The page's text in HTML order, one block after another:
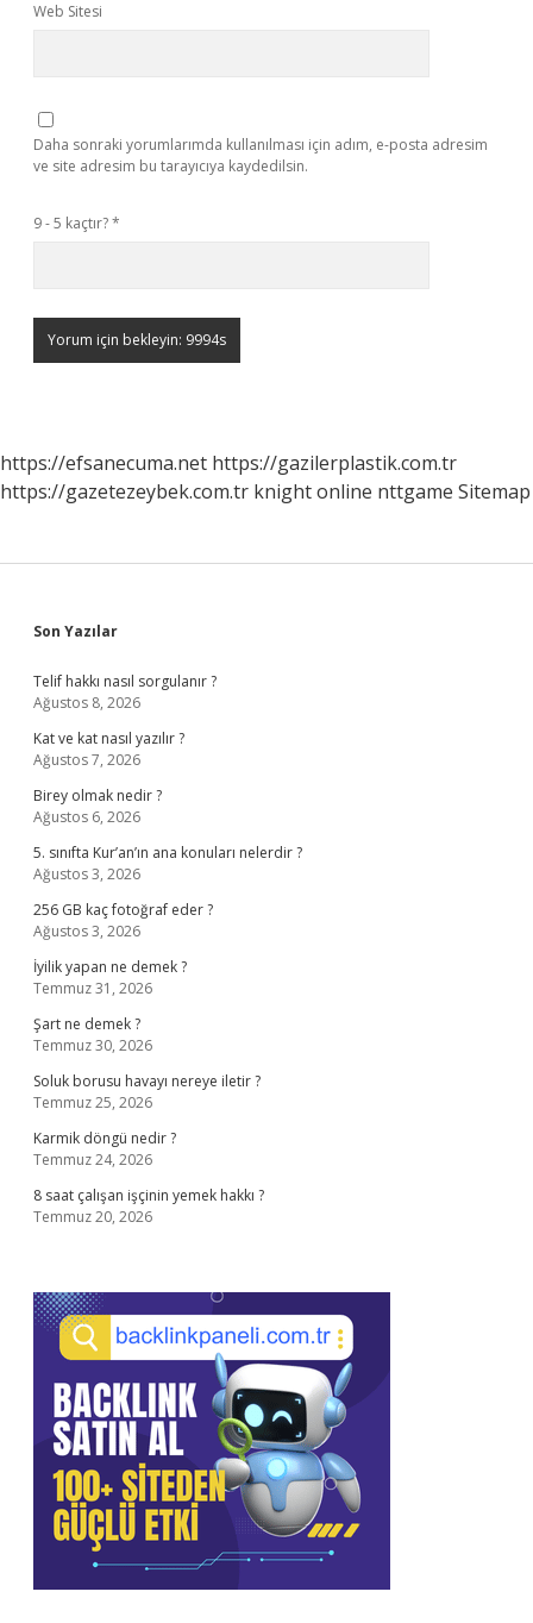
Web Sitesi
Daha sonraki yorumlarımda kullanılması için adım, e-posta adresim
ve site adresim bu tarayıcıya kaydedilsin.
9 - 5 kaçtır?*
https://efsanecuma.net https://gazilerplastik.com.tr
https://gazetezeybek.com.tr knight online nttgame Sitemap
Sidebar
Son Yazılar
Telif hakkı nasıl sorgulanır ?
Ağustos 8, 2026
Kat ve kat nasıl yazılır ?
Ağustos 7, 2026
Birey olmak nedir ?
Ağustos 6, 2026
5. sınıfta Kur’an’ın ana konuları nelerdir ?
Ağustos 3, 2026
256 GB kaç fotoğraf eder ?
Ağustos 3, 2026
İyilik yapan ne demek ?
Temmuz 31, 2026
Şart ne demek ?
Temmuz 30, 2026
Soluk borusu havayı nereye iletir ?
Temmuz 25, 2026
Karmik döngü nedir ?
Temmuz 24, 2026
8 saat çalışan işçinin yemek hakkı ?
Temmuz 20, 2026